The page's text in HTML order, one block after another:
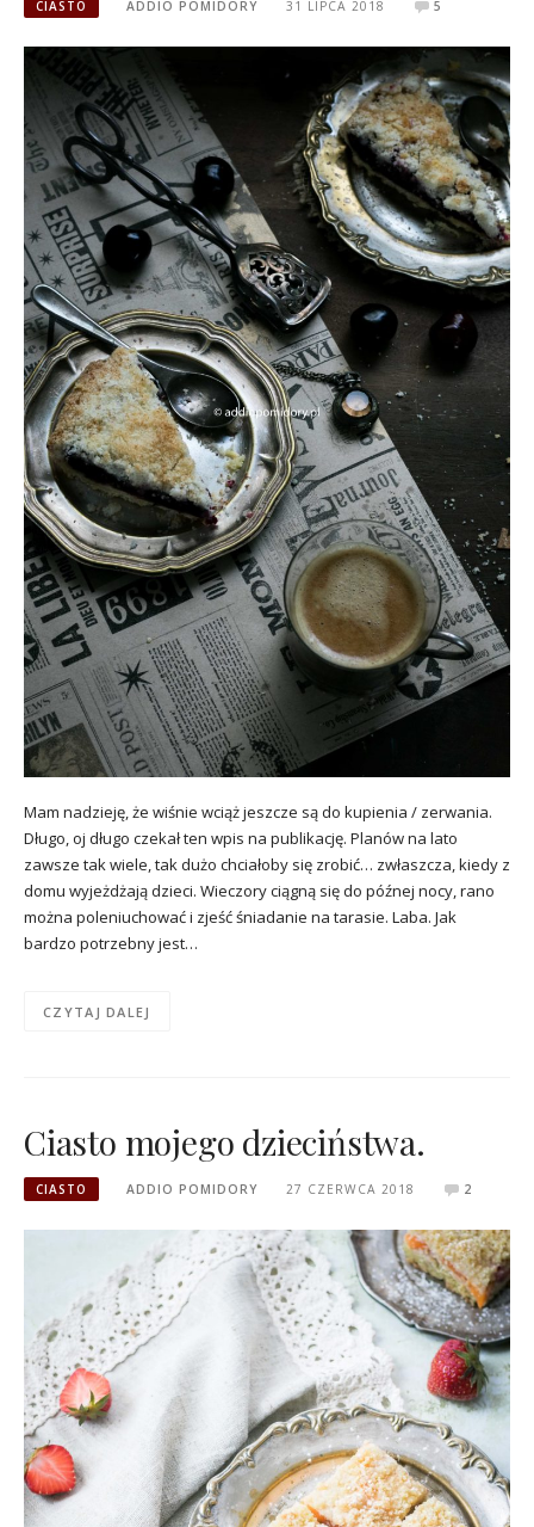
CIASTO ADDIO POMIDORY 31 LIPCA 2018 5
Mam nadzieję, że wiśnie wciąż jeszcze są do kupienia / zerwania.
Długo, oj długo czekał ten wpis na publikację. Planów na lato
zawsze tak wiele, tak dużo chciałoby się zrobić… zwłaszcza, kiedy z
domu wyjeżdżają dzieci. Wieczory ciągną się do późnej nocy, rano
można poleniuchować i zjeść śniadanie na tarasie. Laba. Jak
bardzo potrzebny jest…
CZYTAJ DALEJ
Ciasto mojego dzieciństwa.
CIASTO ADDIO POMIDORY 27 CZERWCA 2018 2